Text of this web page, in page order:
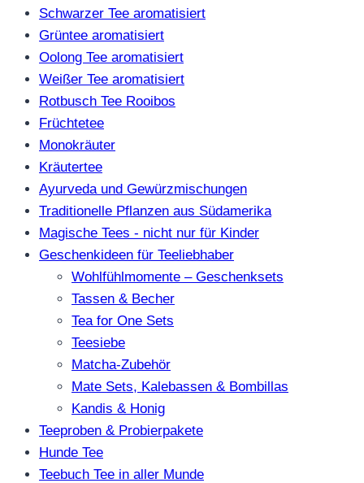
Schwarzer Tee aromatisiert
Grüntee aromatisiert
Oolong Tee aromatisiert
Weißer Tee aromatisiert
Rotbusch Tee Rooibos
Früchtetee
Monokräuter
Kräutertee
Ayurveda und Gewürzmischungen
Traditionelle Pflanzen aus Südamerika
Magische Tees - nicht nur für Kinder
Geschenkideen für Teeliebhaber
Wohlfühlmomente – Geschenksets
Tassen & Becher
Tea for One Sets
Teesiebe
Matcha-Zubehör
Mate Sets, Kalebassen & Bombillas
Kandis & Honig
Teeproben & Probierpakete
Hunde Tee
Teebuch Tee in aller Munde